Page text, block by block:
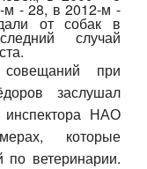
м - 28, в 2012-м -
от собак в
случай
при
заслушал
инспектора НАО
которые
по ветеринарии.